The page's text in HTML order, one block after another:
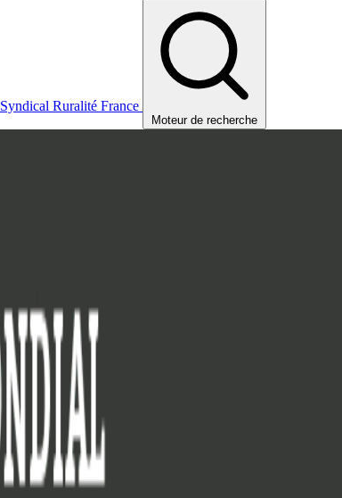
Syndical Ruralité France
Moteur de recherche